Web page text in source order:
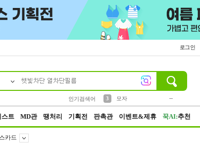
로그인
인기검색어
3
모자
스트 MD관 땡처리 기획전 판촉관 이벤트&제휴 꾹AI:추천
카드